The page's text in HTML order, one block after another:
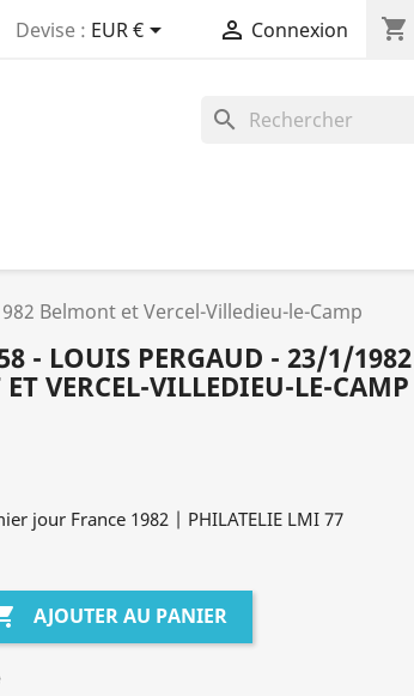
Devise : EUR €  Connexion shopping_cart
search
Belmont et Vercel-Villedieu-le-Camp
- LOUIS PERGAUD - 23/1/1982
VERCEL-VILLEDIEU-LE-CAMP
jour France 1982 | PHILATELIE LMI 77
AJOUTER AU PANIER